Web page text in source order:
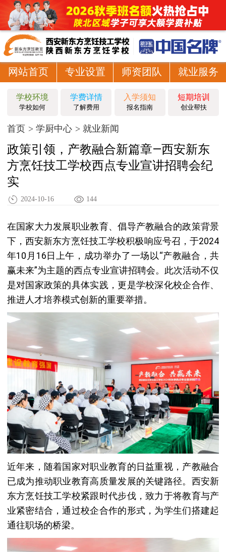
网站首页 专业设置 师资团队 就业服务
学校环境
学校如何
学费详情
了解费用
入学须知
报名指南
短期培训
创业帮扶
首页 学厨中心 就业新闻
政策引领，产教融合新篇章—西安新东
方烹饪技工学校西点专业宣讲招聘会纪
实
2024-10-16 144
在国家大力发展职业教育、倡导产教融合的政策背景
下，西安新东方烹饪技工学校积极响应号召，于2024
年10月16日上午，成功举办了一场以“产教融合，共
赢未来”为主题的西点专业宣讲招聘会。此次活动不仅
是对国家政策的具体实践，更是学校深化校企合作、
推进人才培养模式创新的重要举措。
近年来，随着国家对职业教育的日益重视，产教融合
已成为推动职业教育高质量发展的关键路径。西安新
东方烹饪技工学校紧跟时代步伐，致力于将教育与产
业紧密结合，通过校企合作的形式，为学生们搭建起
通往职场的桥梁。